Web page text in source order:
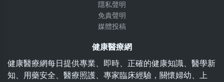
隱私聲明
免責聲明
媒體投稿
健康醫療網
健康醫療網每日提供專業、即時、正確的健康知識、醫學新
知、用藥安全、醫療照護、專家臨床經驗，關懷婦幼、上